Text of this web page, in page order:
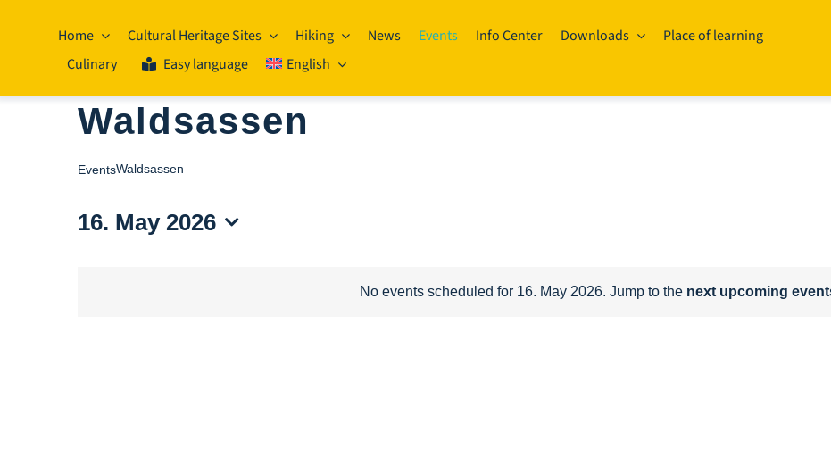
Home Cultural Heritage Sites Hiking News Events Info Center Downloads
Place of learning
Culinary
Easy language English
Notice
No events scheduled for 16. May 2026. Jump to the next upcoming
Waldsassen
EventsWaldsassen
16. May 2026